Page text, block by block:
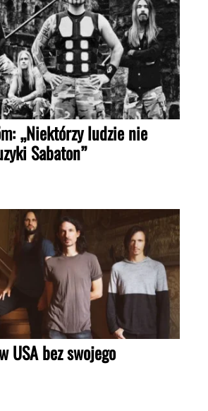
„Niektórzy ludzie nie
Sabaton”
USA bez swojego